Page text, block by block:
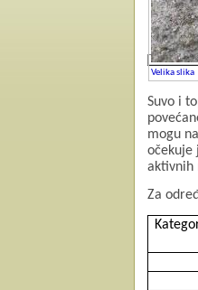
Velika slika
Suvo i
mogu
očekuje
aktivnih
Za